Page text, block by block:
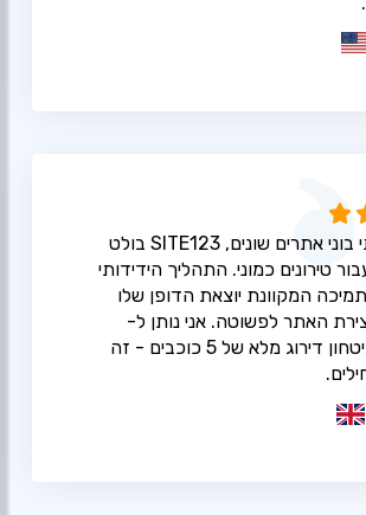
לאחר שניסיתי בוני אתרים שונים, SITE123 בולט
טירונים כמוני. התהליך הידידותי
המקוונת יוצאת הדופן שלו
האתר לפשוטה. אני נותן ל-
SITE123 בביטחון דירוג מלא של 5 כוכבים - זה